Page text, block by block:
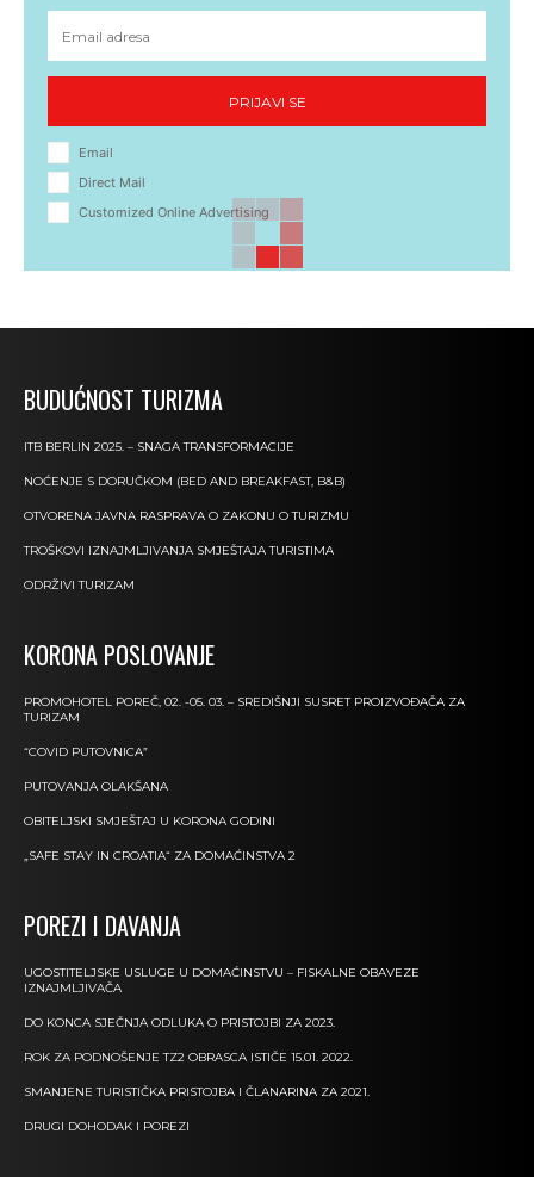
PRIJAVI SE
Email
Direct Mail
Customized Online Advertising
BUDUĆNOST TURIZMA
ITB BERLIN 2025. – SNAGA TRANSFORMACIJE
NOĆENJE S DORUČKOM (BED AND BREAKFAST, B&B)
OTVORENA JAVNA RASPRAVA O ZAKONU O TURIZMU
TROŠKOVI IZNAJMLJIVANJA SMJEŠTAJA TURISTIMA
ODRŽIVI TURIZAM
KORONA POSLOVANJE
PROMOHOTEL POREČ, 02. -05. 03. – SREDIŠNJI SUSRET PROIZVOĐAČA ZA
TURIZAM
“COVID PUTOVNICA”
PUTOVANJA OLAKŠANA
OBITELJSKI SMJEŠTAJ U KORONA GODINI
„SAFE STAY IN CROATIA“ ZA DOMAĆINSTVA 2
POREZI I DAVANJA
UGOSTITELJSKE USLUGE U DOMAĆINSTVU – FISKALNE OBAVEZE
IZNAJMLJIVAČA
DO KONCA SJEČNJA ODLUKA O PRISTOJBI ZA 2023.
ROK ZA PODNOŠENJE TZ2 OBRASCA ISTIČE 15.01. 2022.
SMANJENE TURISTIČKA PRISTOJBA I ČLANARINA ZA 2021.
DRUGI DOHODAK I POREZI